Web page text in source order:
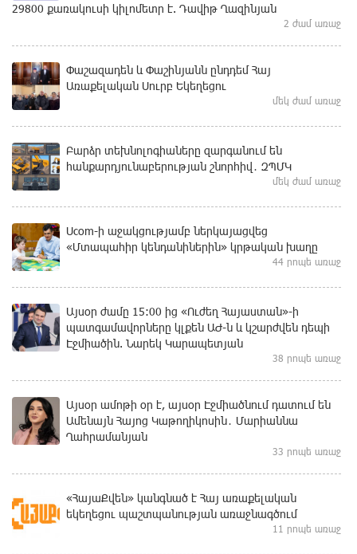
29800 քառակուսի կիլոմետր է. Դավիթ Ղազինյան
2 ժամ առաջ
Փաշազադեն և Փաշինյանն ընդդեմ Հայ
Առաքելական Սուրբ Եկեղեցու
մեկ ժամ առաջ
Բարձր տեխնոլոգիաները զարգանում են
հանքարդյունաբերության շնորհիվ․ ԶՊՄԿ
մեկ ժամ առաջ
Ucom-ի աջակցությամբ ներկայացվեց
«Մտապահիր կենդանիներին» կրթական խաղը
44 րոպե առաջ
Այսօր ժամը 15:00 ից «Ուժեղ Հայաստան»-ի
պատգամավորները կլքեն ԱԺ-ն և կշարժվեն դեպի
Էջմիածին. Նարեկ Կարապետյան
38 րոպե առաջ
Այսօր ամոթի օր է, այսօր Էջմիածնում դատում են
Ամենայն Հայոց Կաթողիկոսին․ Մարիաննա
Ղահրամանյան
33 րոպե առաջ
«ՀայաՔվեն» կանգնած է Հայ առաքելական
եկեղեցու պաշտպանության առաջնագծում
11 րոպե առաջ